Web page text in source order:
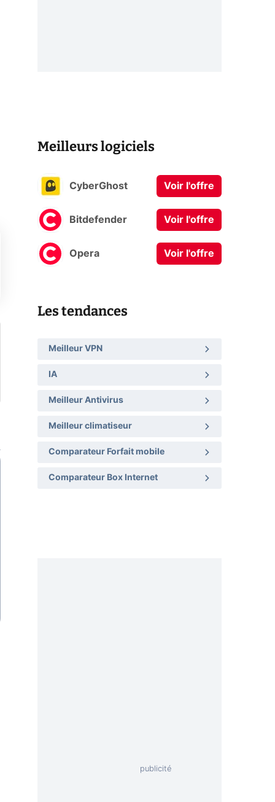
Meilleurs logiciels
CyberGhost Voir l'offre
Bitdefender Voir l'offre
Opera Voir l'offre
Les tendances
Meilleur VPN
IA
Meilleur Antivirus
Meilleur climatiseur
Comparateur Forfait mobile
Comparateur Box Internet